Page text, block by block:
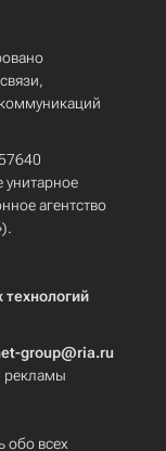
унитарное
агентство
group@ria.ru
рекламы
обо всех